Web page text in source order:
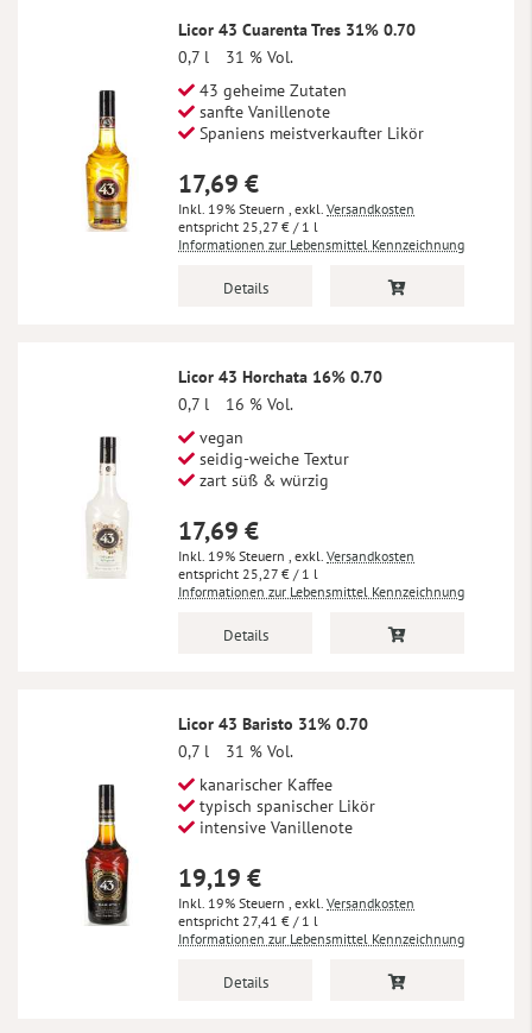
Licor 43 Cuarenta Tres 31% 0.70
0,7 l
31 % Vol.
43 geheime Zutaten
sanfte Vanillenote
Spaniens meistverkaufter Likör
17,69 €
Inkl. 19% Steuern , exkl. Versandkosten
25,27 € / 1 l
Informationen zur Lebensmittel Kennzeichnung
Details
Licor 43 Horchata 16% 0.70
0,7 l
16 % Vol.
vegan
seidig-weiche Textur
zart süß & würzig
17,69 €
Inkl. 19% Steuern , exkl. Versandkosten
25,27 € / 1 l
Informationen zur Lebensmittel Kennzeichnung
Details
Licor 43 Baristo 31% 0.70
0,7 l
31 % Vol.
kanarischer Kaffee
typisch spanischer Likör
intensive Vanillenote
19,19 €
Inkl. 19% Steuern , exkl. Versandkosten
27,41 € / 1 l
Informationen zur Lebensmittel Kennzeichnung
Details